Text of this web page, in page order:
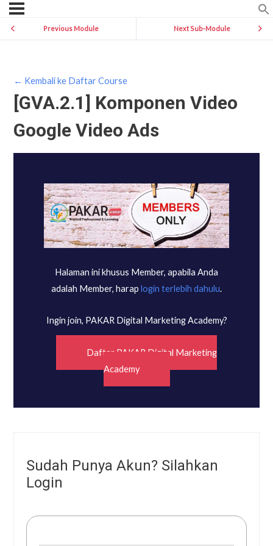
Previous Module Next Sub-Module
← Kembali ke Daftar Course
[GVA.2.1] Komponen Video
Google Video Ads
Halaman ini khusus Member, apabila Anda
adalah Member, harap login terlebih dahulu.
Ingin join, PAKAR Digital Marketing Academy?
Daftar PAKAR Digital Marketing
Academy
Sudah Punya Akun? Silahkan
Login